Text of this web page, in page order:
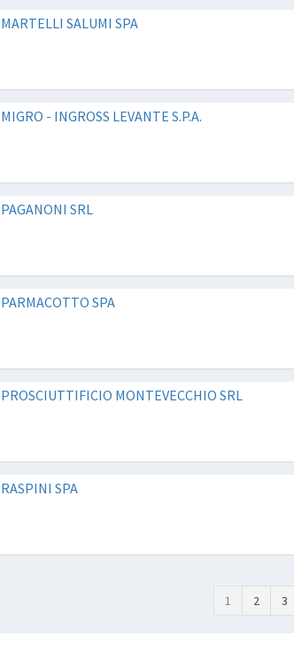
MARTELLI SALUMI SPA
MIGRO - INGROSS LEVANTE S.P.A.
PAGANONI SRL
PARMACOTTO SPA
PROSCIUTTIFICIO MONTEVECCHIO SRL
RASPINI SPA
1 2 3